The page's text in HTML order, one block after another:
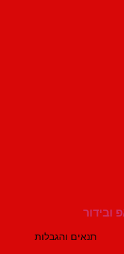
והגבלות